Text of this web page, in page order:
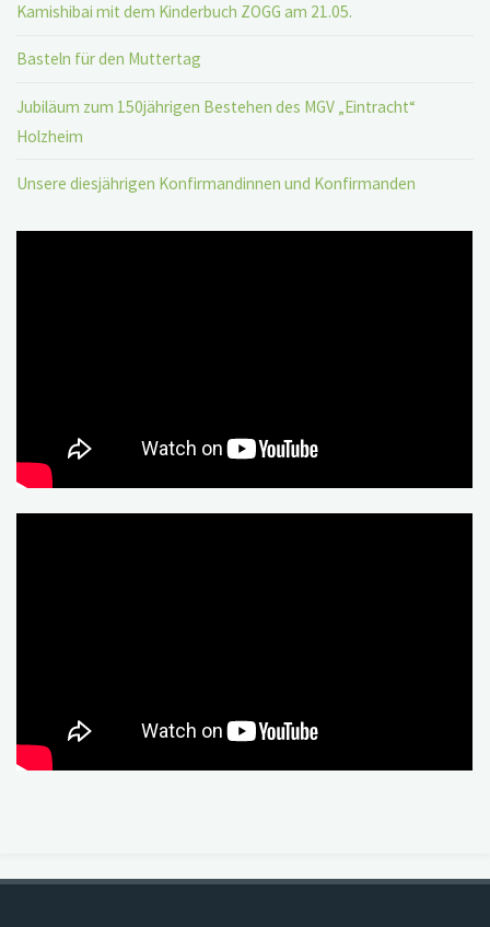
Kamishibai mit dem Kinderbuch ZOGG am 21.05.
Basteln für den Muttertag
Jubiläum zum 150jährigen Bestehen des MGV „Eintracht“
Holzheim
Unsere diesjährigen Konfirmandinnen und Konfirmanden